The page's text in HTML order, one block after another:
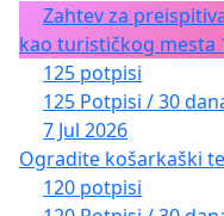
Zahtev za
kao turističkog mesta
125 potpisi
125 Potpisi / 30
7 Jul 2026
Ogradite košarkaški
120 potpisi